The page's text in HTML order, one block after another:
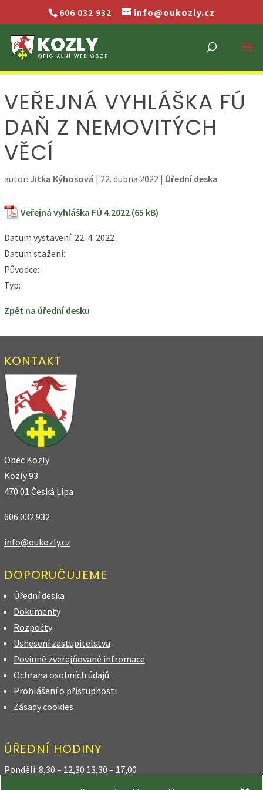
606 032 932 info@oukozly.cz
VEŘEJNÁ VYHLÁŠKA FÚ
DAŇ Z NEMOVITÝCH
VĚCÍ
autor: Jitka Kýhosová | 22. dubna 2022| Úřední deska
Veřejná vyhláška FÚ 4.2022
Datum vystavení: 22. 4. 2022
Datum stažení:
Původce:
Typ:
Zpět na úřední desku
KONTAKT
Obec Kozly
Kozly 93
470 01 Česká Lípa
606 032 932
info@oukozly.cz
DOPORUČUJEME
Úřední deska
Dokumenty
Rozpočty
Usnesení zastupitelstva
Povinně zveřejňované infromace
Ochrana osobních údajů
Prohlášení o přístupnosti
Zásady cookies
ÚŘEDNÍ HODINY
Pondělí: 8,30 – 12,30 13,30 – 17,00